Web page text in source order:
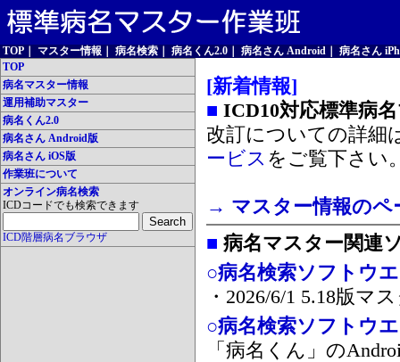
TOP マスター情報 病名検索 病名くん2.0 病名さん Android
病名さん
TOP
病名マスター情報
運用補助マスター
病名くん2.0
病名さん Android版
病名さん iOS版
作業班について
オンライン病名検索
ICDコードでも検索できます
ICD階層病名ブラウザ
[新着情報]
■ ICD10対応標準病
改訂についての詳細
ービス をご覧下さい
→ マスター情報のペ
■ 病名マスター関連
○病名検索ソフトウ
・2026/6/1 5.18版マ
○病名検索ソフトウ
「病名くん」の